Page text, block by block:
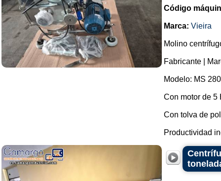
Código
Marca: Vieira
Molino
Fabricante |
Modelo: MS
Con motor de 5
Con tolva de
Productividad